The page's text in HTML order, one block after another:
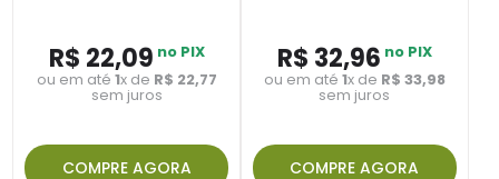
R$ 22,09 no PIX
ou em até 1x de R$ 22,77
sem juros
COMPRE AGORA
R$ 32,96 no PIX
ou em até 1x de R$ 33,98
sem juros
COMPRE AGORA